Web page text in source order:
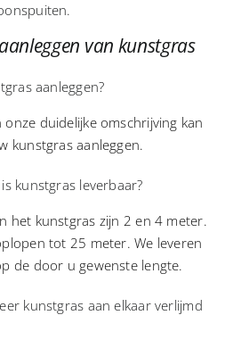
van kunstgras
aanleggen?
duidelijke omschrijving kan
kunstgras aanleggen.
kunstgras leverbaar?
het kunstgras zijn 2 en 4 meter.
tot 25 meter. We leveren
de door u gewenste lengte.
kunstgras aan elkaar verlijmd